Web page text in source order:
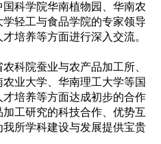
科学院华南植物园、华南农
轻工与食品学院的专家领导
培养等方面进行深入交流。
科院蚕业与农产品加工所、
业大学、华南理工大学等国
培养等方面达成初步的合作
工研究的科技合作、优势互
所学科建设与发展提供宝贵